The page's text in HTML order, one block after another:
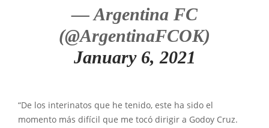
— Argentina FC
(@ArgentinaFCOK)
January 6, 2021
“De los interinatos que he tenido, este ha sido el
momento más difícil que me tocó dirigir a Godoy Cruz.